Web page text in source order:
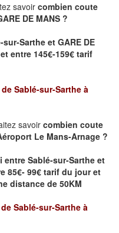
savoir combien coute
DE MANS ?
Sarthe et GARE DE
entre 145€-159€ tarif
Sablé-sur-Sarthe à
savoir combien coute
Le Mans-Arnage ?
entre Sablé-sur-Sarthe et
85€- 99€ tarif du jour et
distance de 50KM
Sablé-sur-Sarthe à